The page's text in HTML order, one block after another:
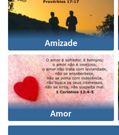
Amizade
Amor